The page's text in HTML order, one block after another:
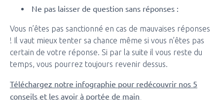
Ne pas laisser de question sans réponses :
Vous n’êtes pas sanctionné en cas de mauvaises réponses
! Il vaut mieux tenter sa chance même si vous n’êtes pas
certain de votre réponse. Si par la suite il vous reste du
temps, vous pourrez toujours revenir dessus.
Téléchargez notre infographie pour redécouvrir nos 5
conseils et les avoir à portée de main